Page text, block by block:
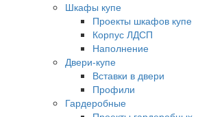
Шкафы купе
Проекты шкафов купе
Корпус ЛДСП
Наполнение
Двери-купе
Вставки в двери
Профили
Гардеробные